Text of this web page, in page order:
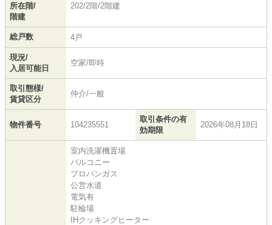
所在階/
階建
202/2階/2階建
総戸数 4戸
現況/
入居可能日
空家/即時
取引態様/
賃貸区分
仲介/一般
物件番号 104235551
取引条件の有
効期限
2026年08月18日
室内洗濯機置場
バルコニー
プロパンガス
公営水道
電気有
駐輪場
IHクッキングヒーター